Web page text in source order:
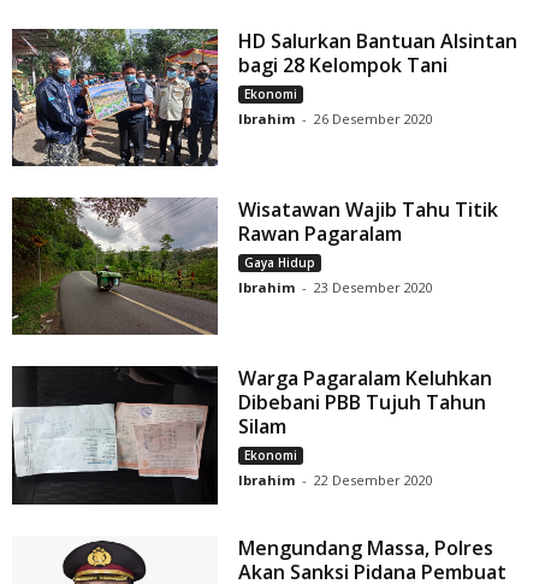
HD Salurkan Bantuan Alsintan
bagi 28 Kelompok Tani
Ekonomi
Ibrahim - 26 Desember 2020
Wisatawan Wajib Tahu Titik
Rawan Pagaralam
Gaya Hidup
Ibrahim - 23 Desember 2020
Warga Pagaralam Keluhkan
Dibebani PBB Tujuh Tahun
Silam
Ekonomi
Ibrahim - 22 Desember 2020
Mengundang Massa, Polres
Akan Sanksi Pidana Pembuat